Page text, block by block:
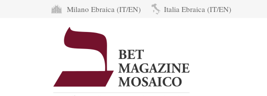
Milano Ebraica (IT/EN) Italia Ebraica (IT/EN)